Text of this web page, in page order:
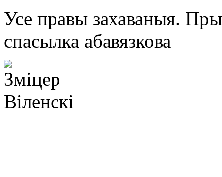
Усе правы захаваныя.
спасылка абавязкова